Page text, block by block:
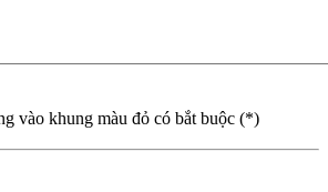
vào khung màu đỏ có bắt buộc (*)